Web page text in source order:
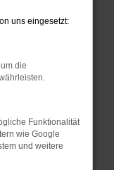
in einem
uns eingesetzt:
die
Funktionalität
wie Google
und weitere